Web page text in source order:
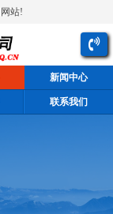
站!
新闻中心
联系我们